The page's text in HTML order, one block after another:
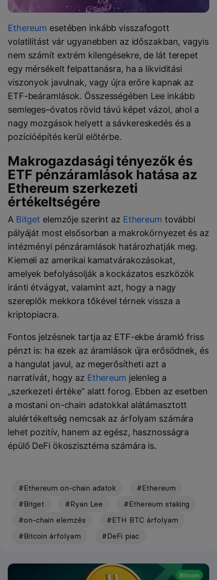
Ethereum esetében inkább visszafogott
volatilitást vár ugyanebben az időszakban, vagyis
nem számít extrém kilengésekre, de lát terepet
egy mérsékelt felpattanásra, ha a likviditási
viszonyok javulnak, vagy újra erőre kapnak az
ETF-beáramlások. Összességében Lee inkább
semleges–óvatos rövid távú képet vázol, ahol a
nagy mozgások helyett a sávkereskedés és a
pozícióépítés kerül előtérbe.
Makrogazdasági tényezők és
ETF pénzáramlások hatása az
Ethereum szerkezeti
értékeltségére
A Bitget elemzője szerint az Ethereum további
pályáját most elsősorban a makrokörnyezet és az
intézményi pénzáramlások határozhatják meg.
Kiemeli az amerikai kamatvárakozásokat,
amelyek befolyásolják a kockázatos eszközök
iránti étvágyat, valamint azt, hogy a nagy
szereplők mekkora tőkével térnek vissza a
kriptopiacra.
Fontos jelzésnek tartja az ETF-ekbe áramló friss
pénzt is: ha ezek az áramlások újra erősödnek, és
a hangulat javul, az megerősítheti azt a
narratívát, hogy az Ethereum jelenleg a
„szerkezeti értéke” alatt forog. Ebben az esetben
a mostani on-chain adatokkal alátámasztott
alulértékeltség nemcsak az árfolyam számára
lehet pozitív, hanem az egész, hasznosságra
épülő DeFi ökoszisztéma számára is.
#Ethereum on-chain adatok
#Ethereum
#Bitget
#Ryan Lee
#Ethereum staking
#on-chain elemzés
#ETH BTC árfolyam
#Bitcoin árfolyam
#DeFi piac
Bitcoin